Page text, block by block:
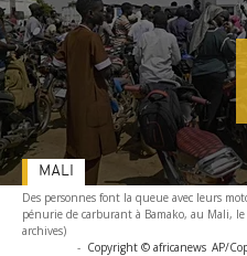
Des personnes font la queue avec leurs
pénurie de carburant à Bamako, au Mali,
archives)
- Copyright © africanews AP/
MALI